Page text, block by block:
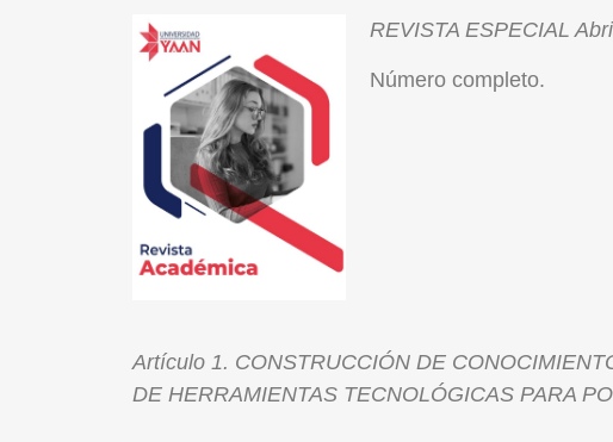
REVISTA ESPECIAL
Número completo.
Artículo 1. CONSTRUCCIÓN DE
DE HERRAMIENTAS TECNOLÓGICAS PARA